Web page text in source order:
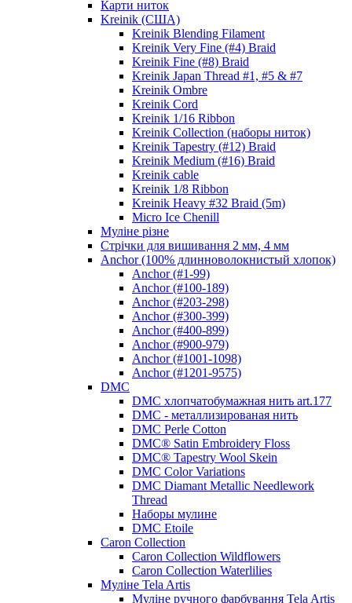
Карти ниток
Kreinik (США)
Kreinik Blending Filament
Kreinik Very Fine (#4) Braid
Kreinik Fine (#8) Braid
Kreinik Japan Thread #1, #5 & #7
Kreinik Ombre
Kreinik Cord
Kreinik 1/16 Ribbon
Kreinik Collection (наборы ниток)
Kreinik Tapestry (#12) Braid
Kreinik Medium (#16) Braid
Kreinik cable
Kreinik 1/8 Ribbon
Kreinik Heavy #32 Braid (5m)
Micro Ice Chenill
Муліне різне
Стрічки для вишивання 2 мм, 4 мм
Anchor (100% длинноволокнистый хлопок)
Anchor (#1-99)
Anchor (#100-189)
Anchor (#203-298)
Anchor (#300-399)
Anchor (#400-899)
Anchor (#900-979)
Anchor (#1001-1098)
Anchor (#1201-9575)
DMC
DMC хлопчатобумажная нить art.177
DMC - металлизированая нить
DMC Perle Cotton
DMC® Satin Embroidery Floss
DMC® Tapestry Wool Skein
DMC Color Variations
DMC Diamant Metallic Needlework
Thread
Наборы мулине
DMC Etoile
Caron Collection
Caron Collection Wildflowers
Caron Collection Waterlilies
Муліне Tela Artis
Муліне ручного фарбування Tela Artis